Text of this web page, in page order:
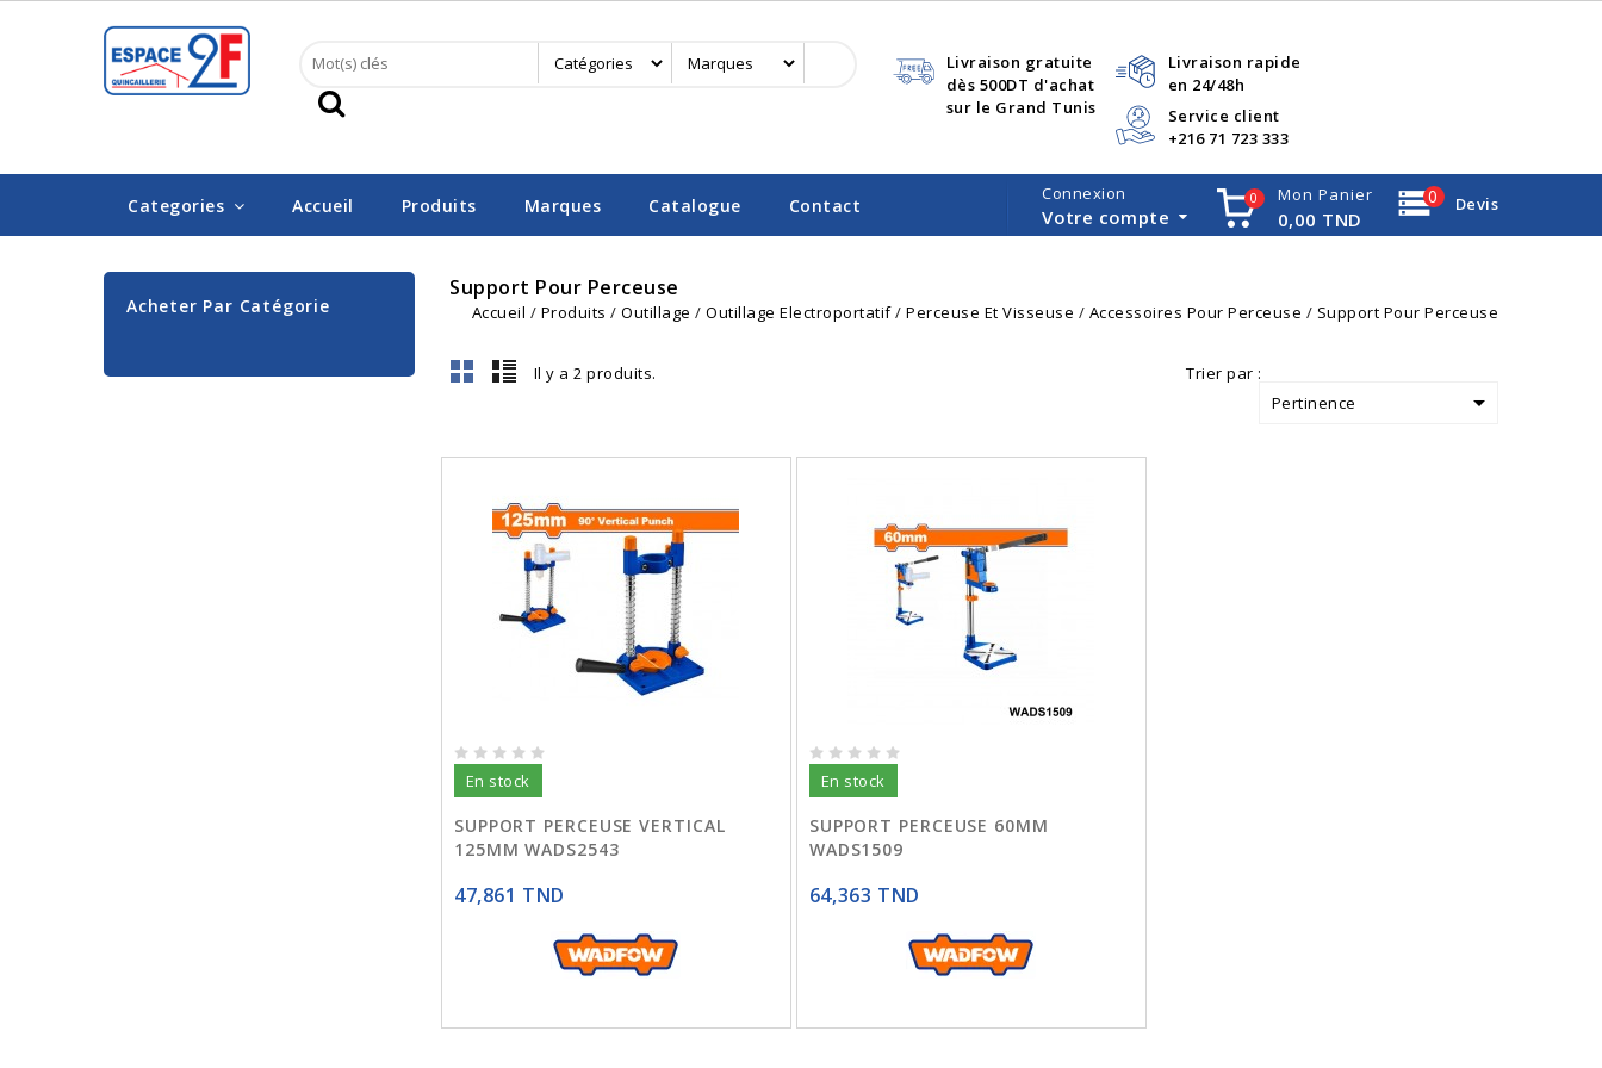
Livraison gratuite
dès 500DT d'achat
sur le Grand Tunis
Livraison rapide
en 24/48h
Service client
+216 71 723 333
Categories Accueil Produits Marques Catalogue Contact Devis
0
0 Mon Panier
0,00 TND
Connexion
Votre compte
Acheter Par Catégorie
Support Pour Perceuse
Accueil Produits Outillage Outillage Electroportatif Perceuse Et Visseuse Accessoires Pour Perceuse Support Pour Perceuse
Il y a 2 produits.
Trier par :
Pertinence

En stock
SUPPORT PERCEUSE VERTICAL
125MM WADS2543
47,861 TND
En stock
SUPPORT PERCEUSE 60MM
WADS1509
64,363 TND